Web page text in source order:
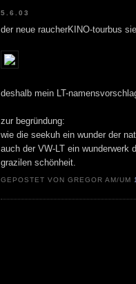
5.6.03
der neue raucherKINO-tourbus
deshalb mein LT-
zur begründung:
wie die seekuh ein wunder der
auch der VW-LT ein wunderwerk
grazilen schönheit.
GEPOSTET VON GREGOR AM/UM